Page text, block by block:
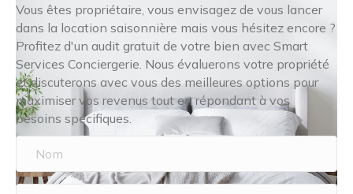
Vous êtes propriétaire, vous envisagez de vous lancer
dans la location saisonnière mais vous hésitez encore ?
Profitez d'un audit gratuit de votre bien avec Smart
Services Conciergerie. Nous évaluerons votre propriété
et discuterons avec vous des meilleures options pour
maximiser vos revenus tout en répondant à vos
besoins spécifiques.